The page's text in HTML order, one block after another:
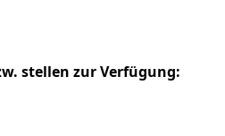
stellen zur Verfügung: